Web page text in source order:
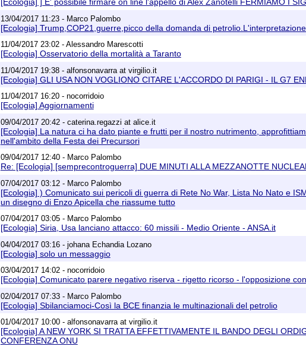
[Ecologia] ] E' possibile firmare on line l'appello di Alex Zanotelli FERMIAMO I
13/04/2017 11:23 - Marco Palombo
[Ecologia] Trump,COP21,guerre,picco della domanda di
11/04/2017 23:02 - Alessandro Marescotti
[Ecologia] Osservatorio della mortalità a Taranto
11/04/2017 19:38 - alfonsonavarra at virgilio.it
[Ecologia] GLI USA NON VOGLIONO CITARE L'ACCORDO DI PARIGI - IL G7
11/04/2017 16:20 - nocorridoio
[Ecologia] Aggiornamenti
09/04/2017 20:42 - caterina.regazzi at alice.it
[Ecologia] La natura ci ha dato piante e frutti per il nostro nutrimento,
nell'ambito della Festa dei Precursori
09/04/2017 12:40 - Marco Palombo
Re: [Ecologia] [semprecontroguerra] DUE MINUTI ALLA MEZZANOTTE
07/04/2017 03:12 - Marco Palombo
[Ecologia] ) Comunicato sui pericoli di guerra di Rete No War, Lista No Nato e
un disegno di Enzo Apicella che riassume tutto
07/04/2017 03:05 - Marco Palombo
[Ecologia] Siria, Usa lanciano attacco: 60 missili - Medio Oriente - ANSA.it
04/04/2017 03:16 - johana Echandia Lozano
[Ecologia] solo un messaggio
03/04/2017 14:02 - nocorridoio
[Ecologia] Comunicato parere negativo riserva - rigetto ricorso - l'opposizione
02/04/2017 07:33 - Marco Palombo
[Ecologia] Sbilanciamoci-Così la BCE finanzia le multinazionali del petrolio
01/04/2017 10:00 - alfonsonavarra at virgilio.it
[Ecologia] A NEW YORK SI TRATTA EFFETTIVAMENTE IL BANDO DEGLI
CONFERENZA ONU